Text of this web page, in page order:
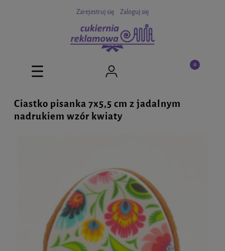
Zarejestruj się Zaloguj się
Ciastko pisanka 7x5,5 cm z jadalnym
nadrukiem wzór kwiaty